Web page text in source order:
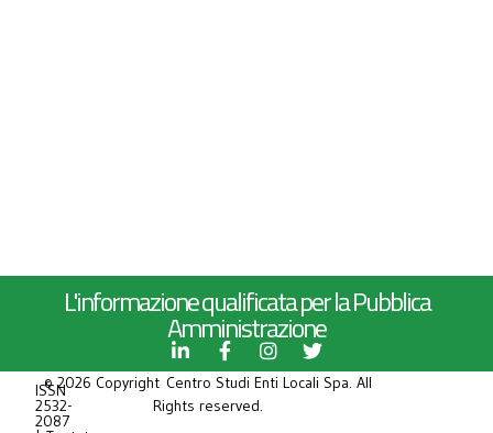
L'informazione qualificata per la Pubblica
Amministrazione
ISSN
2532-
2087
© 2026 Copyright Centro Studi Enti Locali Spa. All
Rights reserved.